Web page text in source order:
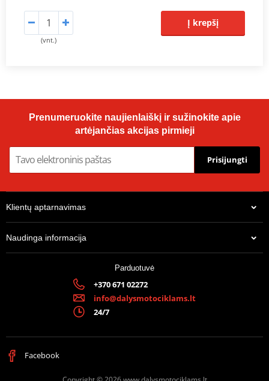
(vnt.)
Į krepšį
Prenumeruokite naujienlaiškį ir sužinokite apie
artėjančias akcijas pirmieji
Prisijungti
Klientų aptarnavimas
Naudinga informacija
Parduotuvė
+370 671 02272
info@dalysmotociklams.lt
24/7
Facebook